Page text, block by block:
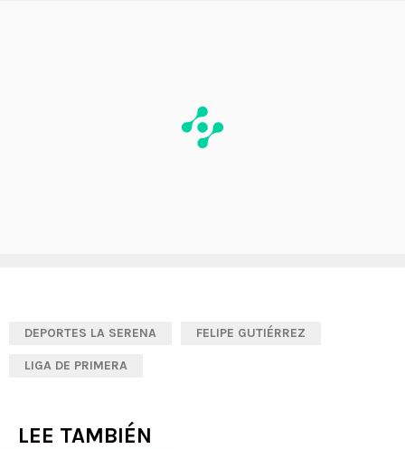
DEPORTES LA SERENA FELIPE GUTIÉRREZ
LIGA DE PRIMERA
LEE TAMBIÉN